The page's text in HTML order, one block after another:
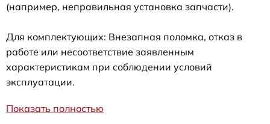
(например, неправильная установка запчасти).
Для комплектующих: Внезапная поломка, отказ в
работе или несоответствие заявленным
характеристикам при соблюдении условий
эксплуатации.
Показать полностью